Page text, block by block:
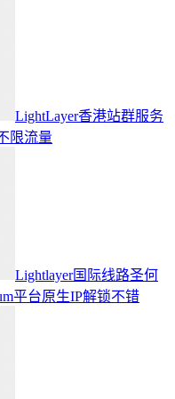
LightLayer香港站群服务
限流量
Lightlayer国际线路圣何
平台原生IP解锁不错